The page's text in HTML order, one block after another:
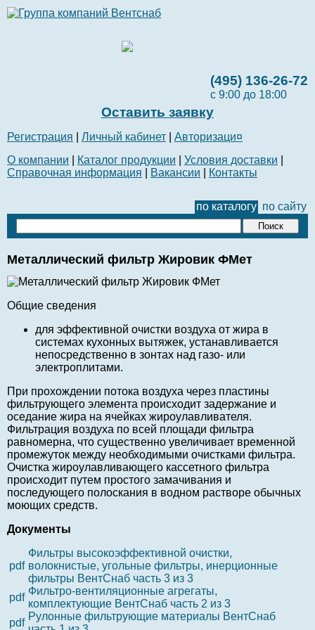
(495) 136-26-72
с 9:00 до 18:00
Оставить заявку
Регистрация Личный кабинет
Авторизаци¤
О компании
Каталог продукции Условия доставки
Справочная информация
Вакансии Контакты
по каталогу по сайту
Металлический фильтр Жировик ФМет
Общие сведения
для эффективной очистки воздуха от жира в
системах кухонных вытяжек, устанавливается
непосредственно в зонтах над газо- или
электроплитами.
При прохождении потока воздуха через пластины
фильтрующего элемента происходит задержание и
оседание жира на ячейках жироулавливателя.
Фильтрация воздуха по всей площади фильтра
равномерна, что существенно увеличивает временной
промежуток между необходимыми очистками фильтра.
Очистка жироулавливающего кассетного фильтра
происходит путем простого замачивания и
последующего полоскания в водном растворе обычных
моющих средств.
Документы
pdf
Фильтры высокоэффективной очистки,
волокнистые, угольные фильтры, инерционные
фильтры ВентСнаб часть 3 из 3
pdf
Фильтро-вентиляционные агрегаты,
комплектующие ВентСнаб часть 2 из 3
pdf
Рулонные фильтрующие материалы ВентСнаб